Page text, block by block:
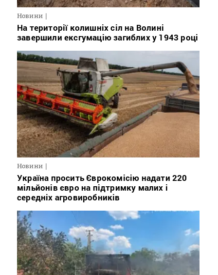
Новини
На території колишніх сіл на Волині
завершили ексгумацію загиблих у 1943 році
Новини
Україна просить Єврокомісію надати 220
мільйонів євро на підтримку малих і
середніх агровиробників